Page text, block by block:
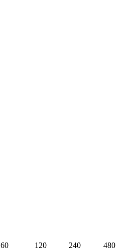
60 120 240
480